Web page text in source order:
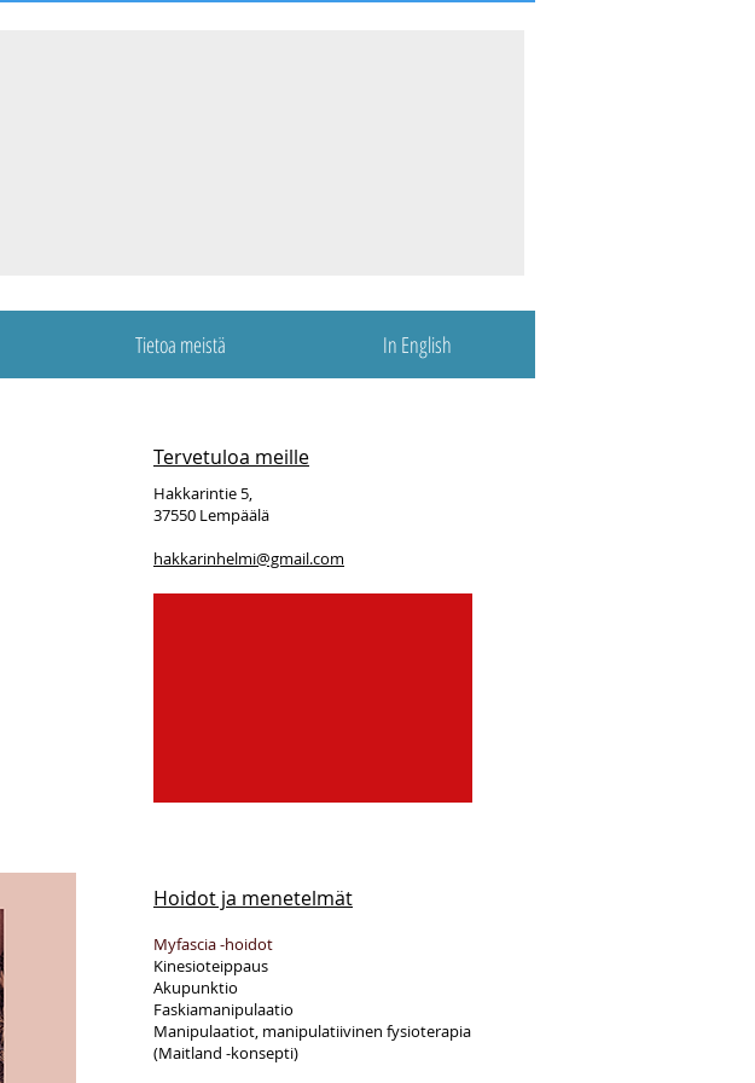
Tietoa meistä In English
Tervetuloa meille
Hakkarintie 5,
37550 Lempäälä
hakkarinhelmi@gmail.com
Hoidot ja menetelmät
Myfascia -hoidot
Kinesioteippaus
Akupunktio
Faskiamanipulaatio
Manipulaatiot, manipulatiivinen fysioterapia
(Maitland -konsepti)